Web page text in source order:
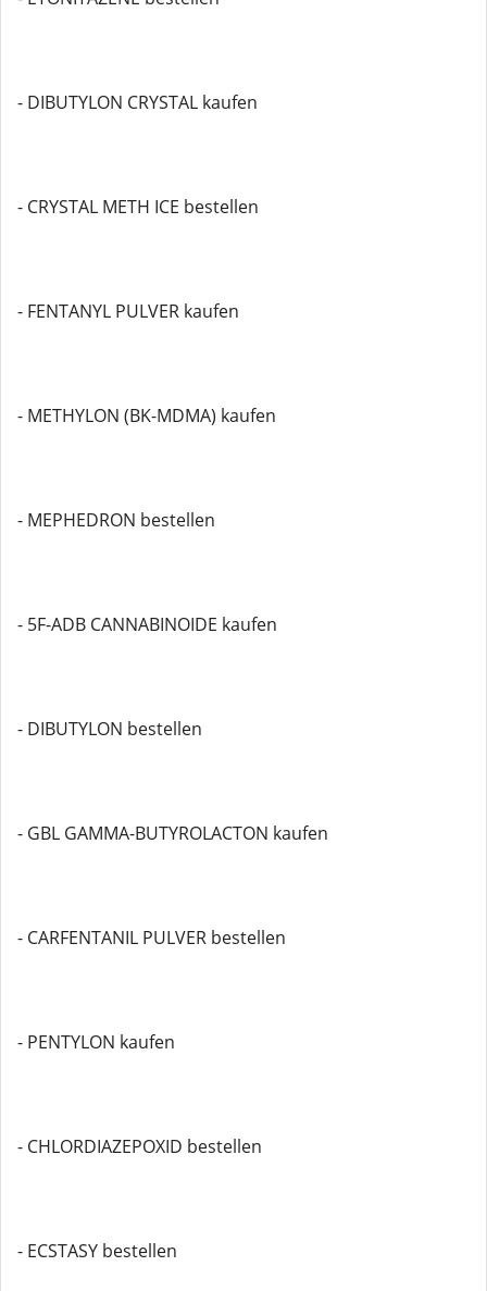
- DIBUTYLON CRYSTAL kaufen
- CRYSTAL METH ICE bestellen
- FENTANYL PULVER kaufen
- METHYLON (BK-MDMA) kaufen
- MEPHEDRON bestellen
- 5F-ADB CANNABINOIDE kaufen
- DIBUTYLON bestellen
- GBL GAMMA-BUTYROLACTON kaufen
- CARFENTANIL PULVER bestellen
- PENTYLON kaufen
- CHLORDIAZEPOXID bestellen
- ECSTASY bestellen